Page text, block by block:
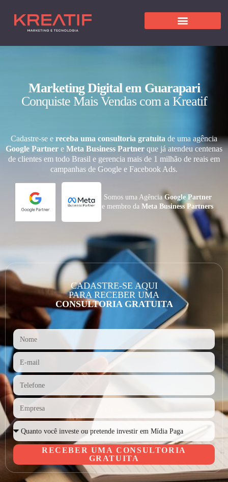
Marketing Digital em Guarapari
Conquiste Mais Vendas com a Kreatif
Cadastre-se e receba uma consultoria gratuita de uma agência
Google Partner e Meta Business Partner que já atendeu centenas
de clientes em todo Brasil e gerencia mais de 1 milhão de reais em
campanhas de Google e Facebook Ads.
Somos uma AgênciaGoogle Partner
e membro daMeta Business Partners
CADASTRE-SE AQUI
PARA RECEBER UMA
CONSULTORIA GRATUITA
RECEBER UMA CONSULTORIA
GRATUITA